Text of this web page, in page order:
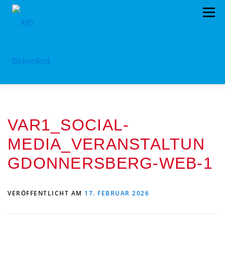
Zum
Menü
AKTUELLES TERMINE
KONTAKT
VAR1_SOCIAL-
MEDIA_VERANSTALTUN
GDONNERSBERG-WEB-1
VERÖFFENTLICHT AM 17. FEBRUAR 2026